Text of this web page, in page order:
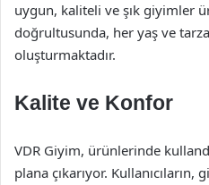
uygun, kaliteli ve şık giyimler
doğrultusunda, her yaş ve
oluşturmaktadır.
Kalite ve Konfor
VDR Giyim, ürünlerinde
plana çıkarıyor.